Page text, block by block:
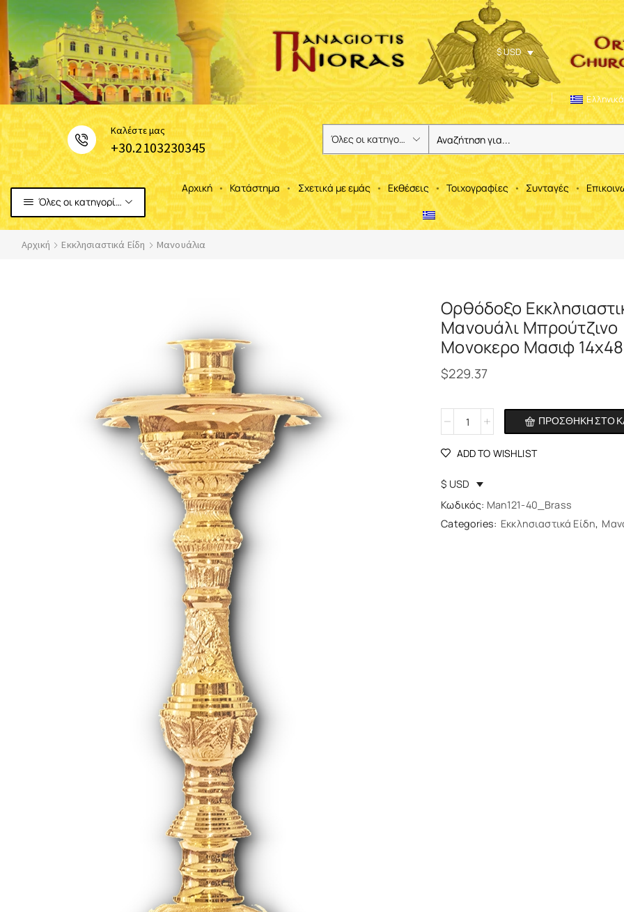
$ USD
Ελληνικά
Καλέστε μας
+30.2103230345
Όλες οι κατηγορίες
Αρχική Κατάστημα Σχετικά με εμάς Εκθέσεις Τοιχογραφίες Συνταγές
Αρχική Εκκλησιαστικά Είδη Μανουάλια
Ορθόδοξο
Μανουάλι Μπρούτζινο
Μονοκερο Μασιφ
$229.37
ΠΡΟΣΘΉΚΗ ΣΤΟ
Alternative:
ADD TO WISHLIST
$ USD
Κωδικός: Man121-40_Brass
Categories: Εκκλησιαστικά Είδη,